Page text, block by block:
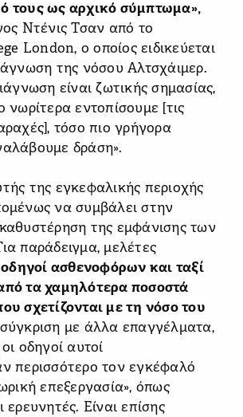
τους ως αρχικό σύμπτωμα»,
Ντένις Τσαν από το
London, ο οποίος ειδικεύεται
της νόσου Αλτσχάιμερ.
είναι ζωτικής σημασίας,
νωρίτερα εντοπίσουμε [τις
τόσο πιο γρήγορα
δράση».
της εγκεφαλικής περιοχής
να συμβάλει στην
της εμφάνισης των
παράδειγμα, μελέτες
οδηγοί ασθενοφόρων και ταξί
τα χαμηλότερα ποσοστά
σχετίζονται με τη νόσο του
με άλλα επαγγέλματα,
οδηγοί αυτοί
περισσότερο τον εγκέφαλό
επεξεργασία», όπως
ερευνητές. Είναι επίσης